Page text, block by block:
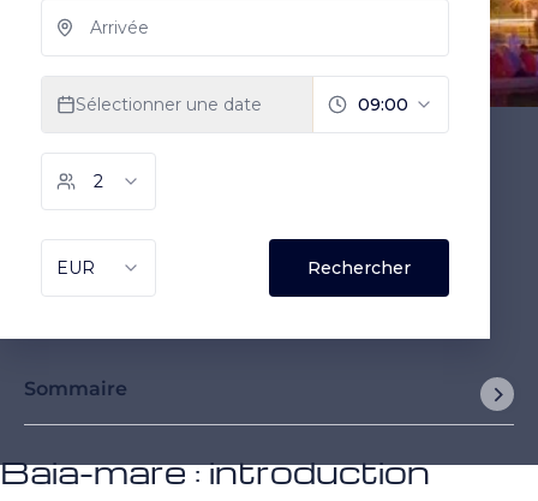
Sommaire
Baia-mare : introduction